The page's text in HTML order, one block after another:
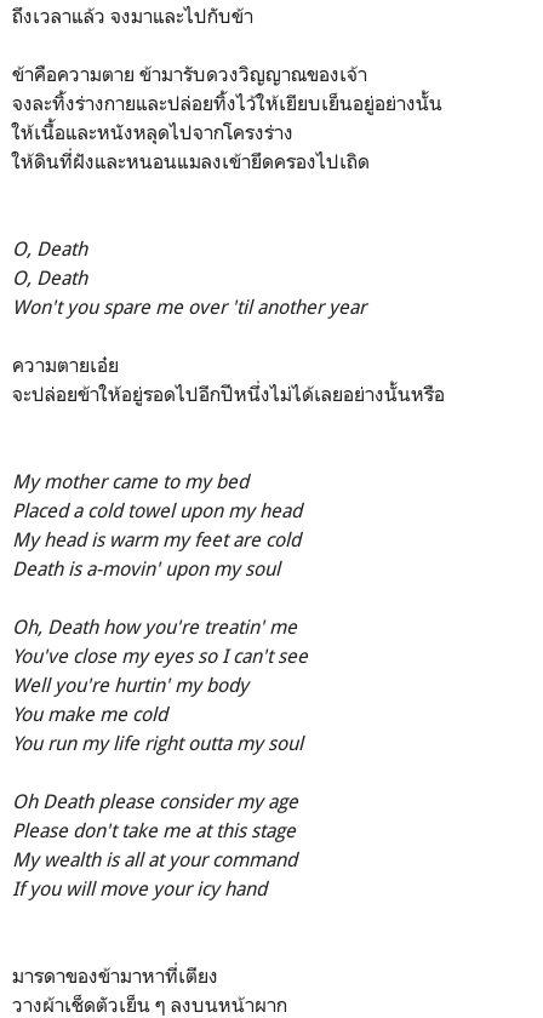
ถึงเวลาแล้ว จงมาและไปกับข้า
ข้าคือความตาย ข้ามารับดวงวิญญาณของเจ้า
จงละทิ้งร่างกายและปล่อยทิ้งไว้ให้เยียบเย็นอยู่อย่างนั้น
ให้เนื้อและหนังหลุดไปจากโครงร่าง
ให้ดินที่ฝังและหนอนแมลงเข้ายึดครองไปเถิด
O, Death
O, Death
Won't you spare me over 'til another year
ความตายเอ๋ย
จะปล่อยข้าให้อยู่รอดไปอีกปีหนึ่งไม่ได้เลยอย่างนั้นหรือ
My mother came to my bed
Placed a cold towel upon my head
My head is warm my feet are cold
Death is a-movin' upon my soul
Oh, Death how you're treatin' me
You've close my eyes so I can't see
Well you're hurtin' my body
You make me cold
You run my life right outta my soul
Oh Death please consider my age
Please don't take me at this stage
My wealth is all at your command
If you will move your icy hand
มารดาของข้ามาหาที่เตียง
วางผ้าเช็ดตัวเย็น ๆ ลงบนหน้าผาก